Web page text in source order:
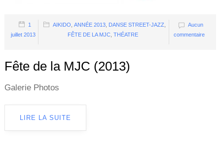
1
juillet 2013
AIKIDO, ANNÉE 2013, DANSE STREET-JAZZ,
FÊTE DE LA MJC, THÉATRE
Aucun
commentaire
Fête de la MJC (2013)
Galerie Photos
LIRE LA SUITE